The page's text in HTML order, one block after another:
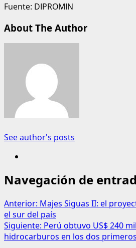
Fuente: DIPROMIN
About The Author
See author's posts
Navegación de
Anterior: Majes Siguas II: el
el sur del país
Siguiente: Perú obtuvo US$ 240
hidrocarburos en los dos